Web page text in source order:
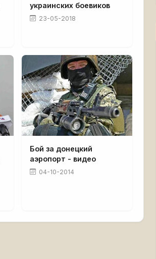
украинских боевиков
23-05-2018
Бой за донецкий
аэропорт - видео
04-10-2014